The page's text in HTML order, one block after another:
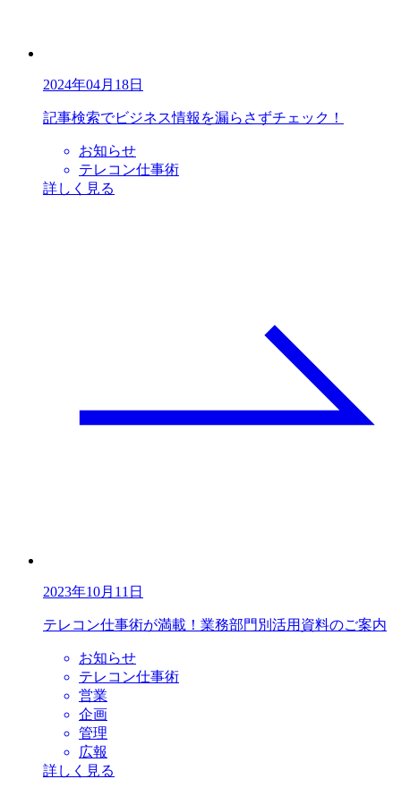
2024年04月18日
記事検索でビジネス情報を漏らさずチェック！
お知らせ
テレコン仕事術
詳しく見る
2023年10月11日
テレコン仕事術が満載！業務部門別活用資料のご案内
お知らせ
テレコン仕事術
営業
企画
管理
広報
詳しく見る